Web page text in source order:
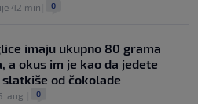
42 min 0
imaju ukupno 80 grama
a okus im je kao da jedete
od čokolade
aug. 0